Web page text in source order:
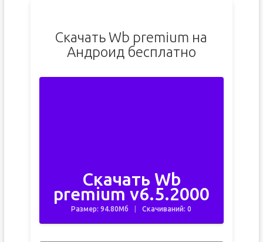
Скачать Wb premium на
Андроид бесплатно
Скачать Wb
premium v6.5.2000
Размер: 94.80Мб Скачиваний: 0